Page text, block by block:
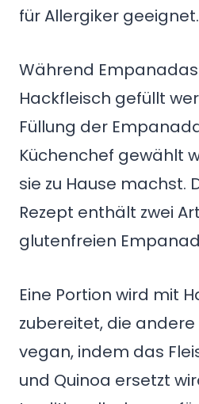
für Allergiker geeignet.
Während
Hackfleisch gefüllt
Füllung der
Küchenchef gewählt
sie zu Hause machst.
Rezept enthält zwei
glutenfreien
Eine Portion wird mit
zubereitet, die
vegan, indem das
und Quinoa ersetzt